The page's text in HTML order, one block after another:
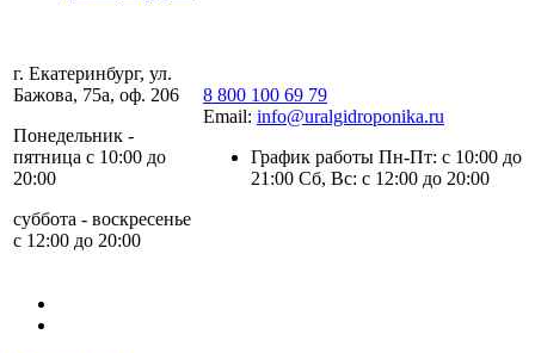
г. Екатеринбург, ул.
Бажова, 75а, оф. 206
Понедельник -
пятница с 10:00 до
20:00
суббота - воскресенье
с 12:00 до 20:00
8 800 100 69 79
Email: info@uralgidroponika.ru
График работы Пн-Пт: с 10:00 до
21:00 Сб, Вс: с 12:00 до 20:00